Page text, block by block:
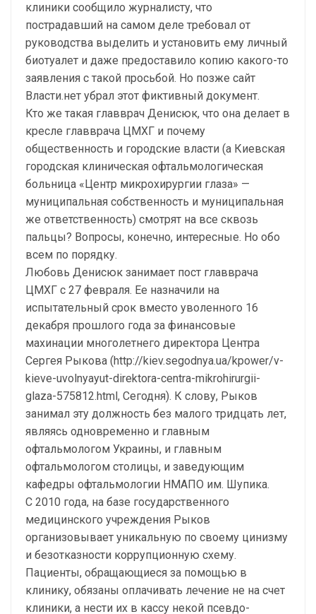
клиники сообщило журналисту, что
пострадавший на самом деле требовал от
руководства выделить и установить ему личный
биотуалет и даже предоставило копию какого-то
заявления с такой просьбой. Но позже сайт
Власти.нет убрал этот фиктивный документ.
Кто же такая главврач Денисюк, что она делает в
кресле главврача ЦМХГ и почему
общественность и городские власти (а Киевская
городская клиническая офтальмологическая
больница «Центр микрохирургии глаза» —
муниципальная собственность и муниципальная
же ответственность) смотрят на все сквозь
пальцы? Вопросы, конечно, интересные. Но обо
всем по порядку.
Любовь Денисюк занимает пост главврача
ЦМХГ с 27 февраля. Ее назначили на
испытательный срок вместо уволенного 16
декабря прошлого года за финансовые
махинации многолетнего директора Центра
Сергея Рыкова (http://kiev.segodnya.ua/kpower/v-
kieve-uvolnyayut-direktora-centra-mikrohirurgii-
glaza-575812.html, Сегодня). К слову, Рыков
занимал эту должность без малого тридцать лет,
являясь одновременно и главным
офтальмологом Украины, и главным
офтальмологом столицы, и заведующим
кафедры офтальмологии НМАПО им. Шупика.
С 2010 года, на базе государственного
медицинского учреждения Рыков
организовывает уникальную по своему цинизму
и безотказности коррупционную схему.
Пациенты, обращающиеся за помощью в
клинику, обязаны оплачивать лечение не на счет
клиники, а нести их в кассу некой псевдо-